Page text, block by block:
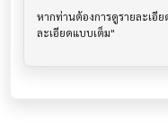
หากท่านต้องการดูรายละเอี